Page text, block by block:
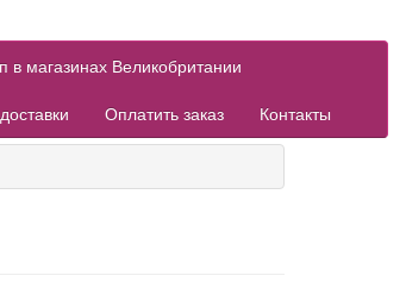
в магазинах Великобритании
Оплатить заказ Контакты